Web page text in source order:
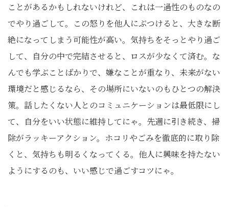
ことがあるかもしれないけれど、これは一過性のものなの
でやり過ごして。この怒りを他人にぶつけると、大きな断
絶になってしまう可能性が高い。気持ちをそっとやり過ご
して、自分の中で完結させると、ロスが少なくて済む。な
んでも学ぶことばかりで、嫌なことが重なり、未来がない
環境だと感じるなら、その場所にいないのもひとつの解決
策。話したくない人とのコミュニケーションは最低限にし
て、自分をいい状態に維持してにゃ。先週に引き続き、掃
除がラッキーアクション。ホコリやごみを徹底的に取り除
くと、気持ちも明るくなってくる。他人に興味を持たない
ようにするのも、いい感じで過ごすコツにゃ。